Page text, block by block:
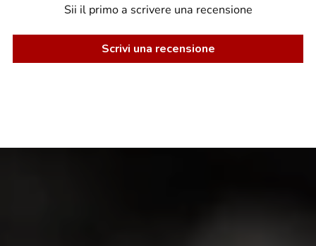
Sii il primo a scrivere una recensione
Scrivi una recensione